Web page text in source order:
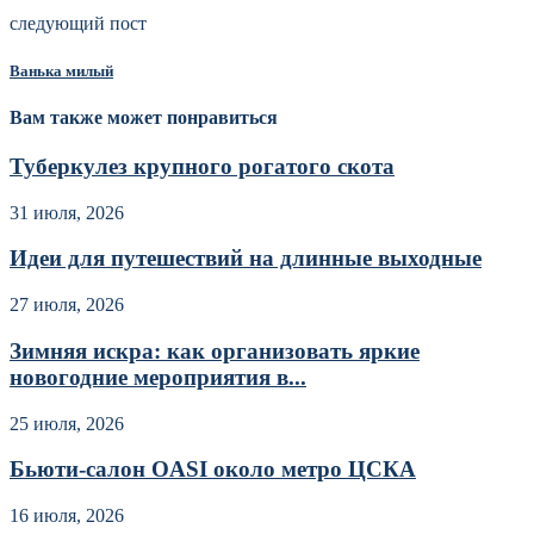
следующий пост
Ванька милый
Вам также может понравиться
Туберкулез крупного рогатого скота
31 июля, 2026
Идеи для путешествий на длинные выходные
27 июля, 2026
Зимняя искра: как организовать яркие
новогодние мероприятия в...
25 июля, 2026
Бьюти-салон OASI около метро ЦСКА
16 июля, 2026